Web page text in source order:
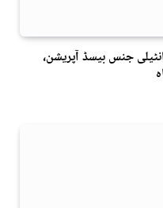
جنس بیسڈ آپریشن،